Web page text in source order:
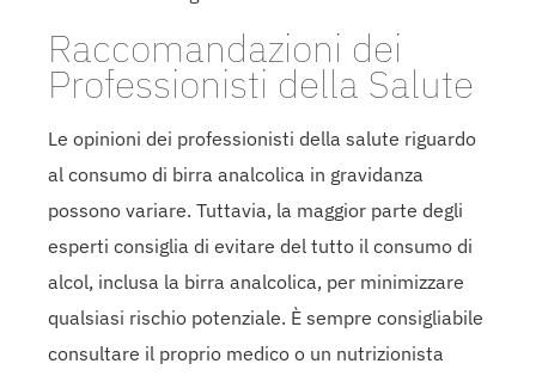
Raccomandazioni dei
Professionisti della Salute
Le opinioni dei professionisti della salute riguardo
al consumo di birra analcolica in gravidanza
possono variare. Tuttavia, la maggior parte degli
esperti consiglia di evitare del tutto il consumo di
alcol, inclusa la birra analcolica, per minimizzare
qualsiasi rischio potenziale. È sempre consigliabile
consultare il proprio medico o un nutrizionista